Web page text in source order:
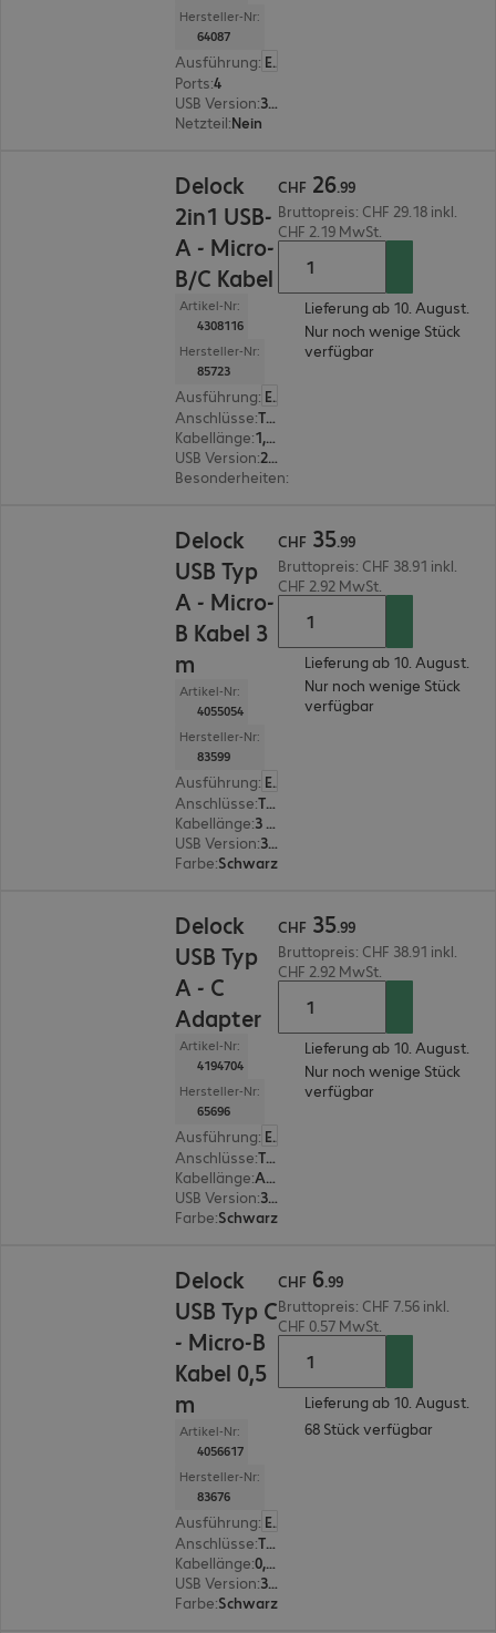
Hersteller-Nr:
64087
Ausführung:
Europäisch
Ports:4
USB Version: 3.0
Netzteil:Nein
Delock
2in1 USB-
A - Micro-
B/C Kabel
Artikel-Nr:
4308116
Hersteller-Nr:
85723
Ausführung:
Europäisch
Anschlüsse: Typ C | Typ A, Typ A | Typ Micro-B
Kabellänge:
1,1 m
USB Version: 2.0
Besonderheiten:
CHF 26.99
Bruttopreis: CHF 29.18 inkl.
CHF 2.19 MwSt.
Lieferung ab 10. August.
Nur noch wenige Stück
verfügbar
Delock
USB Typ
A - Micro-
B Kabel 3
m
Artikel-Nr:
4055054
Hersteller-Nr:
83599
Ausführung:
Europäisch
Anschlüsse: Typ A | Typ Micro-B
Kabellänge:
3 m
USB Version: 3.0
Farbe:Schwarz
CHF 35.99
Bruttopreis: CHF 38.91 inkl.
CHF 2.92 MwSt.
Lieferung ab 10. August.
Nur noch wenige Stück
verfügbar
Delock
USB Typ
A - C
Adapter
Artikel-Nr:
4194704
Hersteller-Nr:
65696
Ausführung:
Europäisch
Anschlüsse: Typ C | Typ A
Kabellänge:
Adapter 0 m
USB Version: 3.1
Farbe:Schwarz
CHF 35.99
Bruttopreis: CHF 38.91 inkl.
CHF 2.92 MwSt.
Lieferung ab 10. August.
Nur noch wenige Stück
verfügbar
Delock
USB Typ C
- Micro-B
Kabel 0,5
m
Artikel-Nr:
4056617
Hersteller-Nr:
83676
Ausführung:
Europäisch
Anschlüsse: Typ C | Typ Micro-B
Kabellänge:
0,5 m
USB Version: 3.1
Farbe:Schwarz
CHF 6.99
Bruttopreis: CHF 7.56 inkl.
CHF 0.57 MwSt.
Lieferung ab 10. August.
68 Stück verfügbar